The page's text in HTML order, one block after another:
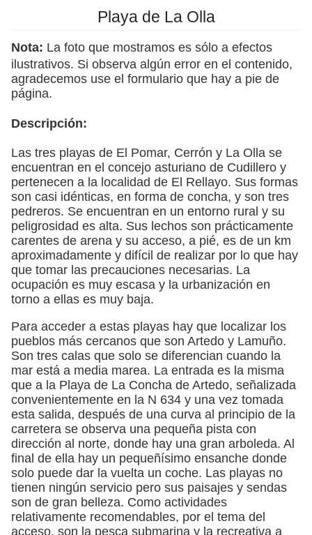
Playa de La Olla
Nota: La foto que mostramos es sólo a efectos
ilustrativos. Si observa algún error en el contenido,
agradecemos use el formulario que hay a pie de
página.
Descripción:
Las tres playas de El Pomar, Cerrón y La Olla se
encuentran en el concejo asturiano de Cudillero y
pertenecen a la localidad de El Rellayo. Sus formas
son casi idénticas, en forma de concha, y son tres
pedreros. Se encuentran en un entorno rural y su
peligrosidad es alta. Sus lechos son prácticamente
carentes de arena y su acceso, a pié, es de un km
aproximadamente y difícil de realizar por lo que hay
que tomar las precauciones necesarias. La
ocupación es muy escasa y la urbanización en
torno a ellas es muy baja.
Para acceder a estas playas hay que localizar los
pueblos más cercanos que son Artedo y Lamuño.
Son tres calas que solo se diferencian cuando la
mar está a media marea. La entrada es la misma
que a la Playa de La Concha de Artedo, señalizada
convenientemente en la N 634 y una vez tomada
esta salida, después de una curva al principio de la
carretera se observa una pequeña pista con
dirección al norte, donde hay una gran arboleda. Al
final de ella hay un pequeñísimo ensanche donde
solo puede dar la vuelta un coche. Las playas no
tienen ningún servicio pero sus paisajes y sendas
son de gran belleza. Como actividades
relativamente recomendables, por el tema del
acceso, son la pesca submarina y la recreativa a